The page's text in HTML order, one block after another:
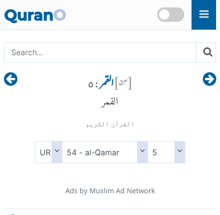
Skip to main content
QuranO
[۵۴]القمر : ۵
القمر
القرآن الكريم
Ads by Muslim Ad Network